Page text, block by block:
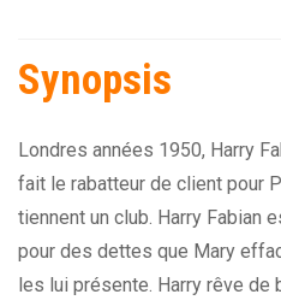
Synopsis
Londres années 1950, Harry
fait le rabatteur de client pour
tiennent un club. Harry Fabian
pour des dettes que Mary
les lui présente. Harry rêve